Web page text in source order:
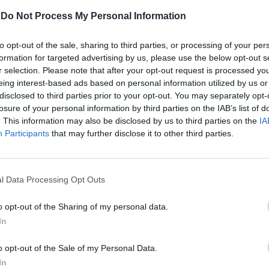
Do Not Process My Personal Information
opt-out of the sale, sharing to third parties, or processing of your
for targeted advertising by us, please use the below opt-out
selection. Please note that after your opt-out request is processed
interest-based ads based on personal information utilized by us
to third parties prior to your opt-out. You may separately
of your personal information by third parties on the IAB’s list of
This information may also be disclosed by us to third parties on the
Participants that may further disclose it to other third parties.
Data Processing Opt Outs
opt-out of the Sharing of my personal data.
opt-out of the Sale of my Personal Data.
su Youtube. Per il numero uno di
vivere come vogliono loro". "Però -
dell'argomentazione - le stesse centrali
che vogliono fare queste cose,
nei nostri Paesi, delle cose che non
pensato. I musulmani nei loro Paesi
vogliono, ma i musulmani e gli altri che
nostri Paesi non devono venirci a dire
dobbiamo vivere noi", spiega alzando il
Cisint: "La sinistra
supplica il voto degli